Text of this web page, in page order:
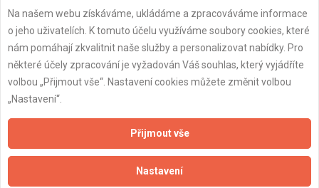
Aktualizováno z portálu ARES dne 02.01.2024 11:45:17
Naše firmy a řemeslníci
Zpracování a ochrana osobních údajů
Na našem webu získáváme, ukládáme a zpracováváme informace
o jeho uživatelích. K tomuto účelu využíváme soubory cookies, které
nám pomáhají zkvalitnit naše služby a personalizovat nabídky. Pro
některé účely zpracování je vyžadován Váš souhlas, který vyjádříte
volbou „Přijmout vše“. Nastavení cookies můžete změnit volbou
„Nastavení“.
Přijmout vše
Nastavení